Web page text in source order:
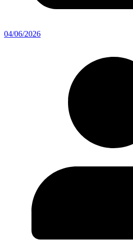
04/06/2026